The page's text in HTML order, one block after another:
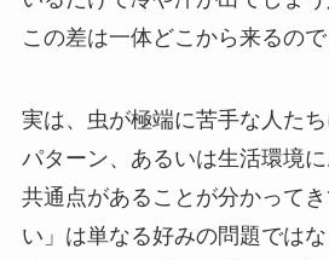
この差は一体どこから来るの
実は、虫が極端に苦手な人た
パターン、あるいは生活環境
共通点があることが分かって
い」は単なる好みの問題では